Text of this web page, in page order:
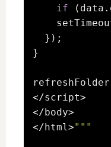
if
  });
}
</script>
</body>
</html>"" "